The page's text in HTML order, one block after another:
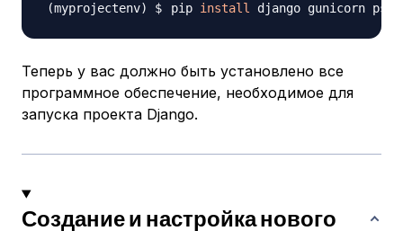
pip install
Теперь у вас должно быть установлено все
программное обеспечение, необходимое для
запуска проекта Django.
Создание и настройка нового